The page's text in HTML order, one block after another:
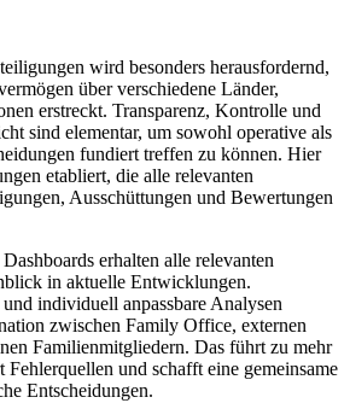
wird besonders herausfordernd,
über verschiedene Länder,
erstreckt. Transparenz, Kontrolle und
sind elementar, um sowohl operative als
fundiert treffen zu können. Hier
etabliert, die alle relevanten
Ausschüttungen und Bewertungen
erhalten alle relevanten
in aktuelle Entwicklungen.
individuell anpassbare Analysen
zwischen Family Office, externen
Familienmitgliedern. Das führt zu mehr
Fehlerquellen und schafft eine gemeinsame
Entscheidungen.